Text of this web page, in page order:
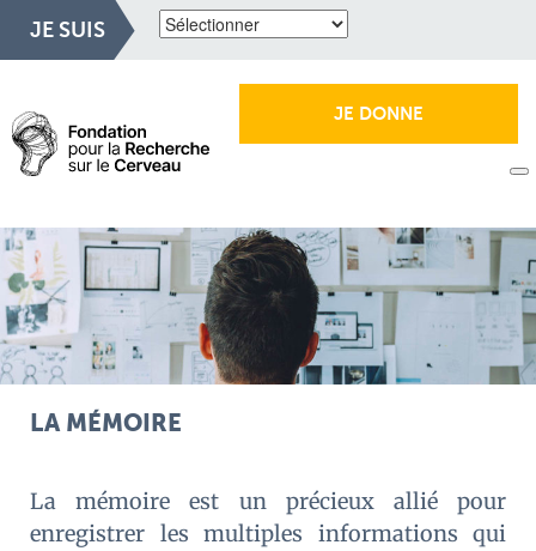
JE SUIS
JE DONNE
LA MÉMOIRE
La mémoire est un précieux allié pour
enregistrer les multiples informations qui